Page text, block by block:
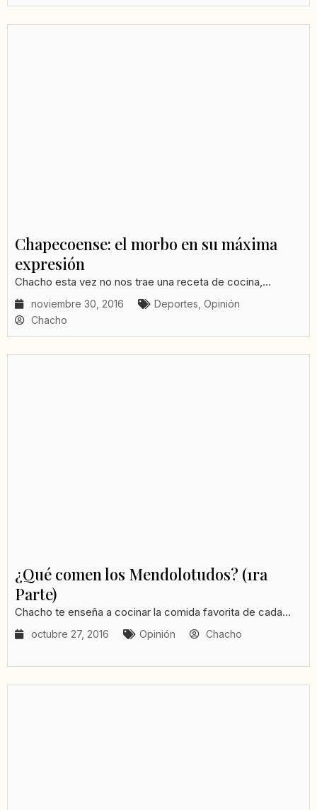
Chapecoense: el morbo en su máxima
expresión
Chacho esta vez no nos trae una receta de cocina,...
noviembre 30, 2016 Deportes Opinión
Chacho
¿Qué comen los Mendolotudos? (1ra
Parte)
Chacho te enseña a cocinar la comida favorita de cada...
octubre 27, 2016 Opinión Chacho